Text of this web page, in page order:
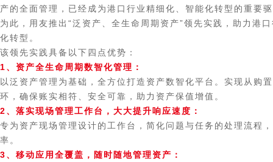
产的全面管理，已经成为港口行业精细化、智能化转型的重要
为此，用友推出“泛资产、全生命周期资产”领先实践，助力港
化转型。
该领先实践具备以下四点优势：
1、 资产全生命周期数智化管理：
以泛资产管理为基础，全方位打造资产数智化平台。实现从购
环，确保账实相符、安全可靠，助力资产保值增值。
2、 落实现场管理工作台，大大提升响应速度：
专为资产现场管理设计的工作台，简化问题与任务的处理流程
率。
3、移动应用全覆盖，随时随地管理资产：